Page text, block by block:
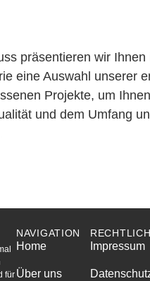
präsentieren wir Ihnen
eine Auswahl unserer
Projekte, um
und dem Umfang
für
NAVIGATION
Home
Über uns
Impressum